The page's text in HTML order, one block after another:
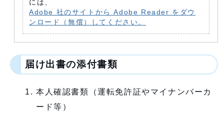
には、
Adobe 社のサイトから Adobe Reader をダウ
ンロード（無償）してください。
届け出書の添付書類
本人確認書類（運転免許証やマイナンバーカ
ード等）